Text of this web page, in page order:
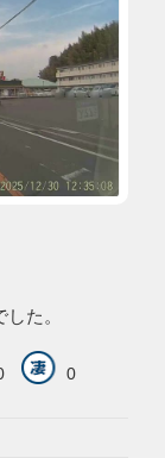
た。
0